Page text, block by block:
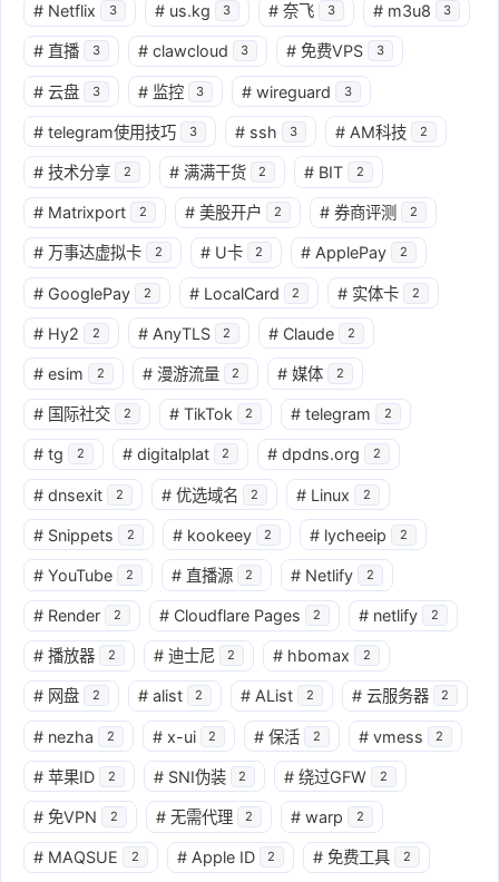
# Netflix 3 # us.kg 3 # 奈飞 3 # m3u8 3
# 直播 3 # clawcloud 3 # 免费VPS 3
# 云盘 3 # 监控 3 # wireguard 3
# telegram使用技巧 3 # ssh 3 # AM科技 2
# 技术分享 2 # 满满干货 2 # BIT 2
# Matrixport 2 # 美股开户 2 # 券商评测 2
# 万事达虚拟卡 2 # U卡 2 # ApplePay 2
# GooglePay 2 # LocalCard 2 # 实体卡 2
# Hy2 2 # AnyTLS 2 # Claude 2
# esim 2 # 漫游流量 2 # 媒体 2
# 国际社交 2 # TikTok 2 # telegram 2
# tg 2 # digitalplat 2 # dpdns.org 2
# dnsexit 2 # 优选域名 2 # Linux 2
# Snippets 2 # kookeey 2 # lycheeip 2
# YouTube 2 # 直播源 2 # Netlify 2
# Render 2 # Cloudflare Pages 2 # netlify 2
# 播放器 2 # 迪士尼 2 # hbomax 2
# 网盘 2 # alist 2 # AList 2 # 云服务器 2
# nezha 2 # x-ui 2 # 保活 2 # vmess 2
# 苹果ID 2 # SNI伪装 2 # 绕过GFW 2
# 免VPN 2 # 无需代理 2 # warp 2
# MAQSUE 2 # Apple ID 2 # 免费工具 2